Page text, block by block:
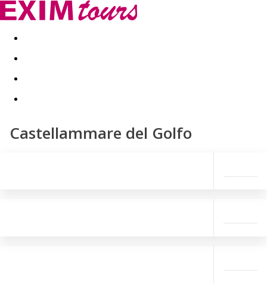
Akční nabídky Last minute
Castellammare del Golfo